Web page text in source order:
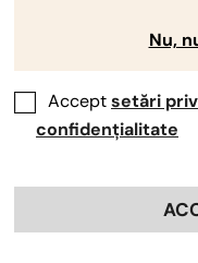
cultivare. Cele mai
cultivare nu doar
ajută să-ți împingi
mai bune rezultate
Nu,
Acceptsetări
confidențialitate